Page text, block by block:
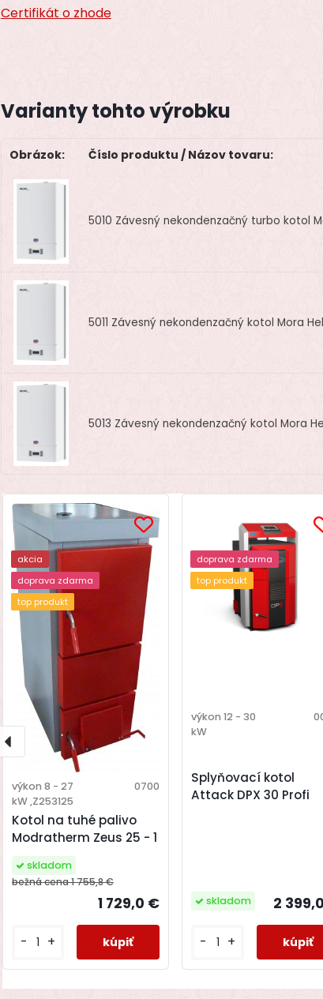
Certifikát o zhode
Varianty tohto výrobku
Obrázok: Číslo produktu / Názov tovaru:
5010 Závesný nekondenzačný turbo kotol
5011 Závesný nekondenzačný kotol Mora
5013 Závesný nekondenzačný kotol Mora
Kotol na tuhé palivo
Modratherm Zeus 25 - 1
výkon 8 - 27
kW ,Z253125
0700
bežná cena1 755,8 €
1 729,0 €
- +
skladom
akcia
doprava zdarma
top produkt
Splyňovací kotol
Attack DPX 30 Profi
výkon 12 - 30
kW
2
- +
skladom
doprava zdarma
top produkt